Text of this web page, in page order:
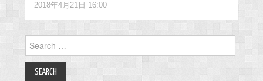
2018年4月21日 16:00
for: